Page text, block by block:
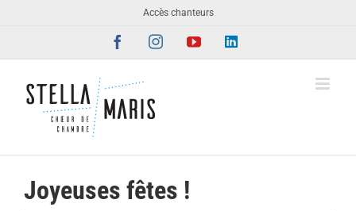
Accès chanteurs
FacebookInstagramYouTubeLinkedIn
Joyeuses fêtes !